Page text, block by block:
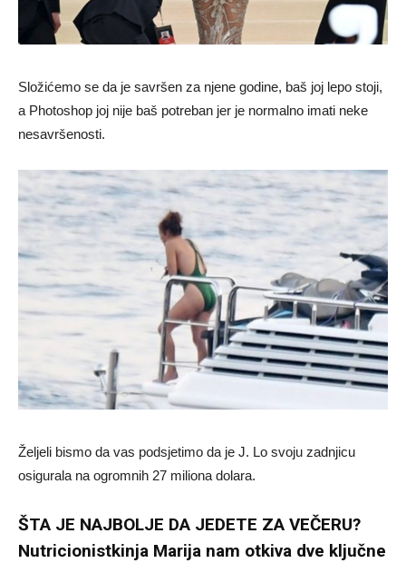
Složićemo se da je savršen za njene godine, baš joj lepo stoji,
a Photoshop joj nije baš potreban jer je normalno imati neke
nesavršenosti.
Željeli bismo da vas podsjetimo da je J. Lo svoju zadnjicu
osigurala na ogromnih 27 miliona dolara.
ŠTA JE NAJBOLJE DA JEDETE ZA VEČERU?
Nutricionistkinja Marija nam otkiva dve ključne